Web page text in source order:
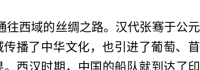
往西域的丝绸之路。汉代张骞于公元
播了中华文化，也引进了葡萄、苜
西汉时期，中国的船队就到达了印